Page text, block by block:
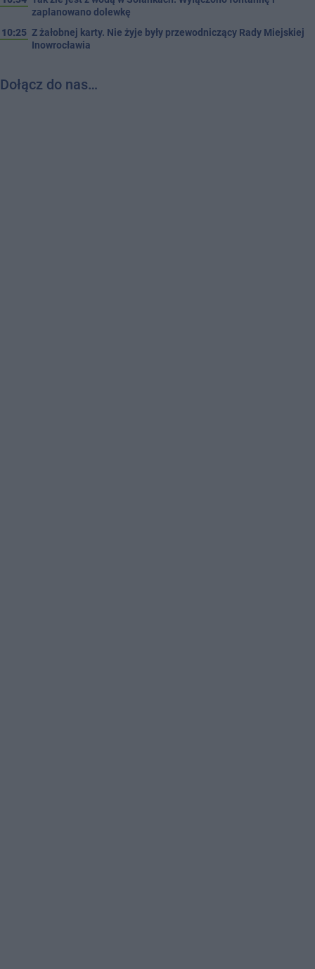
zaplanowano dolewkę
10:25 Z żałobnej karty. Nie żyje były przewodniczący Rady Miejskiej
Inowrocławia
Dołącz do nas…